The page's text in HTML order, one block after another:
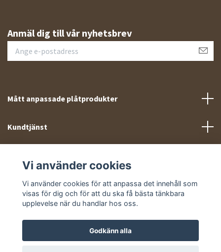
Anmäl dig till vår nyhetsbrev
Mått anpassade plåtprodukter
Kundtjänst
Sociala medier
Vi använder cookies
Vi använder cookies för att anpassa det innehåll som
visas för dig och för att du ska få bästa tänkbara
upplevelse när du handlar hos oss.
Godkänn alla